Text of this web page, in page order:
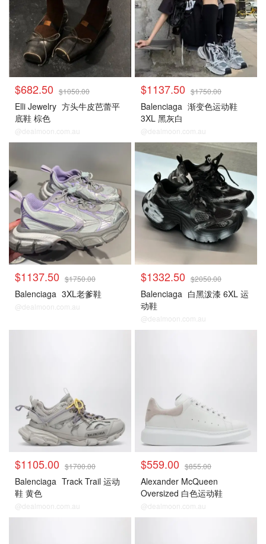
$682.50 $1050.00
Elli Jewelry 方头牛皮芭蕾平
底鞋 棕色
@dealmoon.com.au
$1137.50 $1750.00
Balenciaga 渐变色运动鞋
3XL 黑灰白
@dealmoon.com.au
$1137.50 $1750.00
Balenciaga 3XL老爹鞋
@dealmoon.com.au
$1332.50 $2050.00
Balenciaga 白黑泼漆 6XL 运
动鞋
@dealmoon.com.au
$1105.00 $1700.00
Balenciaga Track Trail 运动
鞋 黄色
@dealmoon.com.au
$559.00 $855.00
Alexander McQueen
Oversized 白色运动鞋
Patchouli
@dealmoon.com.au